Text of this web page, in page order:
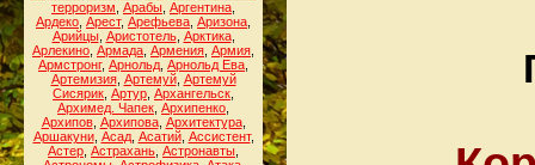
терроризм Арабы Аргентина
Ардеко Арест, Арефьева Аризона
Арийцы, Аристотель, Арктика,
Арлекино Армада Армения Армия
Армстронг, Арнольд Арнольд Ева
Артемизия, Артемуй, Артемуй
Сисярик Артур Архангельск
Архимед. Чапек Архипенко
Архипов, Архипова, Архитектура,
Аршакуни, Асад, Асатий, Ассистент,
Астер Астрахань Астронавты